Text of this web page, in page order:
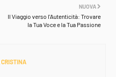
NUOVA
Il Viaggio verso l'Autenticità: Trovare
la Tua Voce e la Tua Passione
CRISTINA